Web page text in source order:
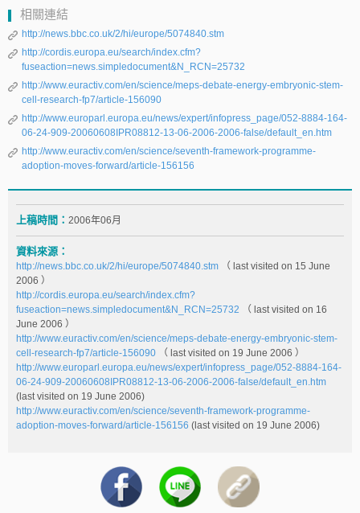
相關連結
http://news.bbc.co.uk/2/hi/europe/5074840.stm
http://cordis.europa.eu/search/index.cfm?
fuseaction=news.simpledocument&N_RCN=25732
http://www.euractiv.com/en/science/meps-debate-energy-embryonic-stem-
cell-research-fp7/article-156090
http://www.europarl.europa.eu/news/expert/infopress_page/052-8884-164-
06-24-909-20060608IPR08812-13-06-2006-2006-false/default_en.htm
http://www.euractiv.com/en/science/seventh-framework-programme-
adoption-moves-forward/article-156156
上稿時間： 2006年06月
資料來源：
http://news.bbc.co.uk/2/hi/europe/5074840.stm
（ last visited on 15 June
2006 ）
http://cordis.europa.eu/search/index.cfm?
fuseaction=news.simpledocument&N_RCN=25732
（ last visited on 16
June 2006 ）
http://www.euractiv.com/en/science/meps-debate-energy-embryonic-stem-
cell-research-fp7/article-156090
（ last visited on 19 June 2006 ）
http://www.europarl.europa.eu/news/expert/infopress_page/052-8884-164-
06-24-909-20060608IPR08812-13-06-2006-2006-false/default_en.htm
(last visited on 19 June 2006)
http://www.euractiv.com/en/science/seventh-framework-programme-
adoption-moves-forward/article-156156 (last visited on 19 June 2006)